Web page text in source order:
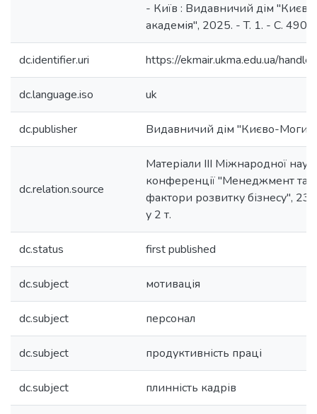
- Київ : Видавничий дім
академія", 2025. - T. 1. - C. 490-
dc.identifier.uri https://ekmair.ukma.edu.ua/
dc.language.iso uk
dc.publisher Видавничий дім "Києво-
dc.relation.source
Матеріали ІІІ Міжнародної
конференції "Менеджмент та
фактори розвитку бізнесу",
у 2 т.
dc.status first published
dc.subject мотивація
dc.subject персонал
dc.subject продуктивність праці
dc.subject плинність кадрів